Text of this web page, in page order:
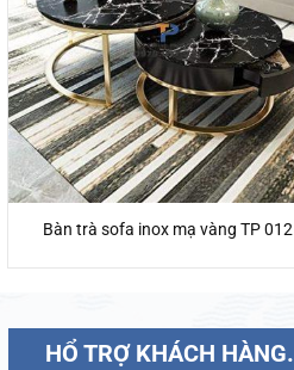
Bàn trà sofa inox mạ vàng TP 012
HỔ TRỢ KHÁCH HÀNG.